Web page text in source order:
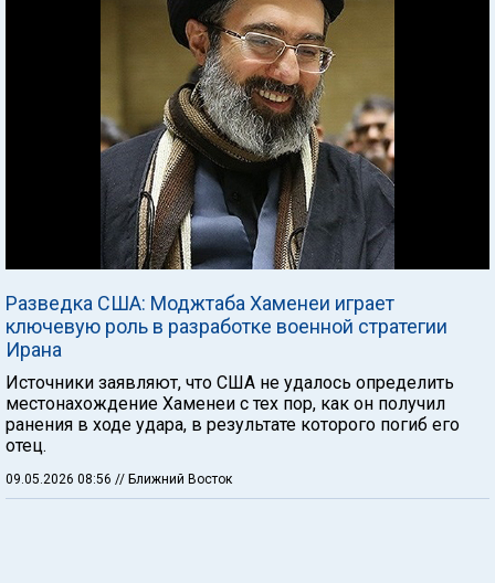
Разведка США: Моджтаба Хаменеи играет
ключевую роль в разработке военной стратегии
Ирана
Источники заявляют, что США не удалось определить
местонахождение Хаменеи с тех пор, как он получил
ранения в ходе удара, в результате которого погиб его
отец.
09.05.2026 08:56 // Ближний Восток